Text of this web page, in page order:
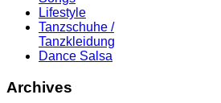
Lifestyle
Tanzschuhe /
Tanzkleidung
Dance Salsa
Archives